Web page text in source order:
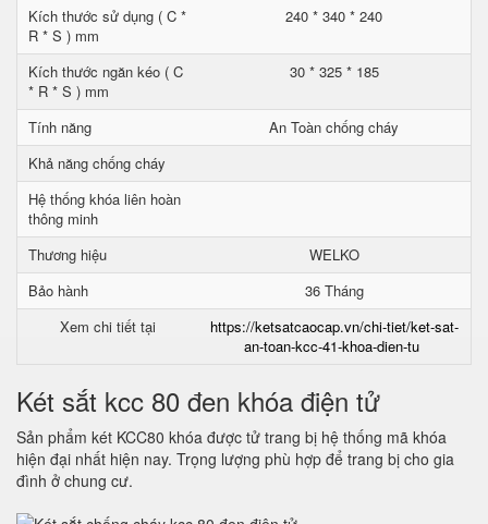
Kích thước sử dụng ( C *
R * S ) mm
240 * 340 * 240
Kích thước ngăn kéo ( C
* R * S ) mm
30 * 325 * 185
Tính năng
An Toàn chống cháy
Khả năng chống cháy
Hệ thống khóa liên hoàn
thông minh
Thương hiệu
WELKO
Bảo hành
36 Tháng
Xem chi tiết tại
https://ketsatcaocap.vn/chi-tiet/ket-sat-
an-toan-kcc-41-khoa-dien-tu
Két sắt kcc 80 đen khóa điện tử
Sản phẩm két KCC80 khóa được tử trang bị hệ thống mã khóa
hiện đại nhất hiện nay. Trọng lượng phù hợp để trang bị cho gia
đình ở chung cư.